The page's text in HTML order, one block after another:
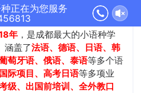
正在为您服务
年 ，是成都最大的小语种学
涵盖了法语、德语、日语、韩
萄牙语、俄语、泰语等多个语
际项目、高考日语等多项业
级、出国前培训、全外教口